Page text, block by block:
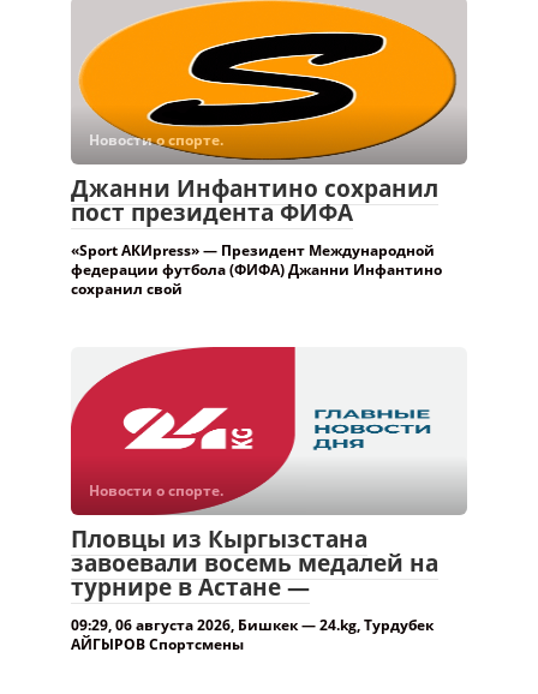
Новости о спорте.
Джанни Инфантино сохранил
пост президента ФИФА
«Sport АКИpress» — Президент Международной
федерации футбола (ФИФА) Джанни Инфантино
Новости о спорте.
Пловцы из Кыргызстана
завоевали восемь медалей на
турнире в Астане —
09:29, 06 августа 2026, Бишкек — 24.kg, Турдубек